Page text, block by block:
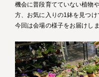
機会に普段育てていない植物
方、お気に入りの1鉢を見つ
今回は会場の様子をお届けし